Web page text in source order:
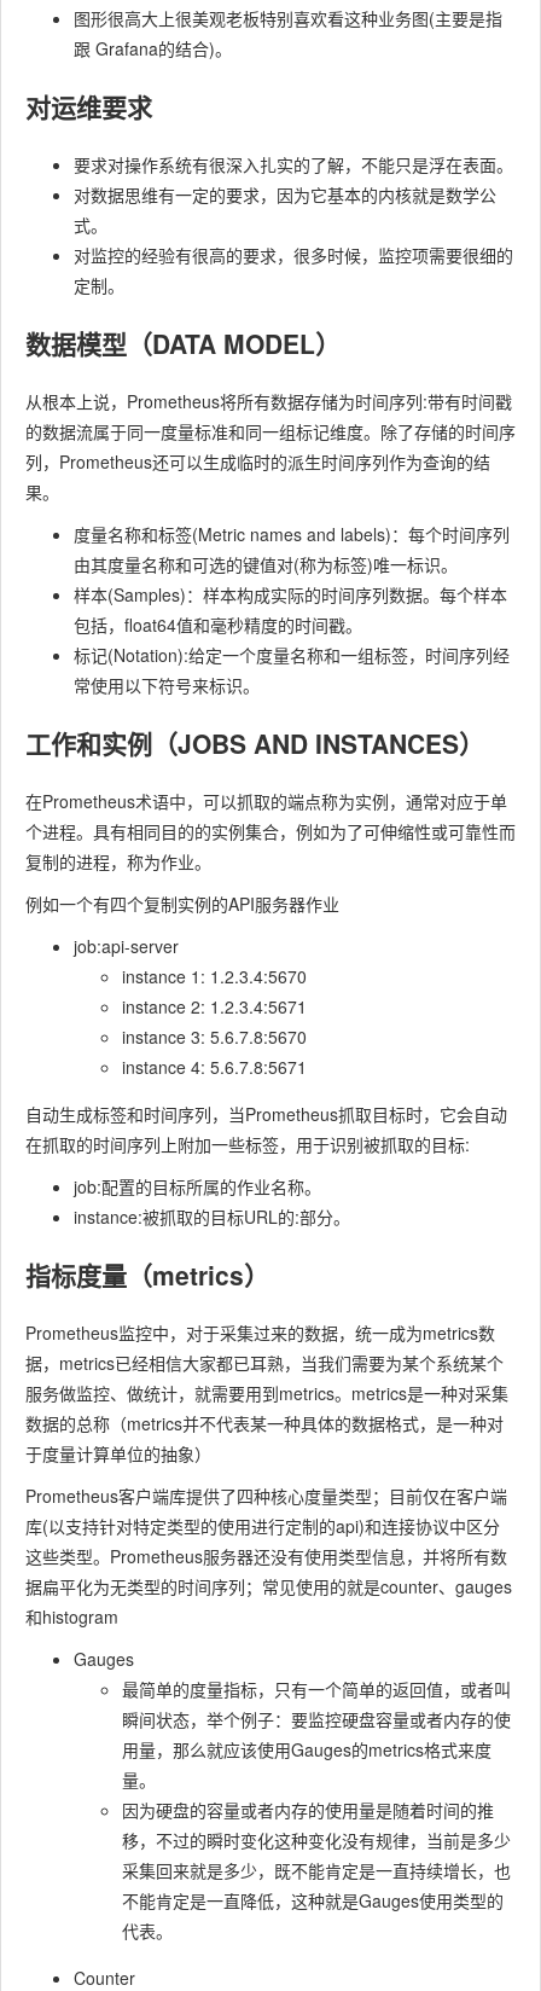
图形很高大上很美观老板特别喜欢看这种业务图(主要是指
跟 Grafana的结合)。
对运维要求
要求对操作系统有很深入扎实的了解，不能只是浮在表面。
对数据思维有一定的要求，因为它基本的内核就是数学公
式。
对监控的经验有很高的要求，很多时候，监控项需要很细的
定制。
数据模型（DATA MODEL）
从根本上说，Prometheus将所有数据存储为时间序列:带有时间戳
的数据流属于同一度量标准和同一组标记维度。除了存储的时间序
列，Prometheus还可以生成临时的派生时间序列作为查询的结
果。
度量名称和标签(Metric names and labels)：每个时间序列
由其度量名称和可选的键值对(称为标签)唯一标识。
样本(Samples)：样本构成实际的时间序列数据。每个样本
包括，float64值和毫秒精度的时间戳。
标记(Notation):给定一个度量名称和一组标签，时间序列经
常使用以下符号来标识。
工作和实例（JOBS AND INSTANCES）
在Prometheus术语中，可以抓取的端点称为实例，通常对应于单
个进程。具有相同目的的实例集合，例如为了可伸缩性或可靠性而
复制的进程，称为作业。
例如一个有四个复制实例的API服务器作业
job:api-server
instance 1: 1.2.3.4:5670
instance 2: 1.2.3.4:5671
instance 3: 5.6.7.8:5670
instance 4: 5.6.7.8:5671
自动生成标签和时间序列，当Prometheus抓取目标时，它会自动
在抓取的时间序列上附加一些标签，用于识别被抓取的目标:
job:配置的目标所属的作业名称。
instance:被抓取的目标URL的:部分。
指标度量（metrics）
Prometheus监控中，对于采集过来的数据，统一成为metrics数
据，metrics已经相信大家都已耳熟，当我们需要为某个系统某个
服务做监控、做统计，就需要用到metrics。metrics是一种对采集
数据的总称（metrics并不代表某一种具体的数据格式，是一种对
于度量计算单位的抽象）
Prometheus客户端库提供了四种核心度量类型；目前仅在客户端
库(以支持针对特定类型的使用进行定制的api)和连接协议中区分
这些类型。Prometheus服务器还没有使用类型信息，并将所有数
据扁平化为无类型的时间序列；常见使用的就是counter、gauges
和histogram
Gauges
最简单的度量指标，只有一个简单的返回值，或者叫
瞬间状态，举个例子：要监控硬盘容量或者内存的使
用量，那么就应该使用Gauges的metrics格式来度
量。
因为硬盘的容量或者内存的使用量是随着时间的推
移，不过的瞬时变化这种变化没有规律，当前是多少
采集回来就是多少，既不能肯定是一直持续增长，也
不能肯定是一直降低，这种就是Gauges使用类型的
代表。
Counter